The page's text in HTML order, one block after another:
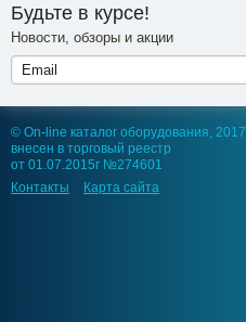
Будьте в курсе!
Новости, обзоры и акции
© On-line каталог оборудования, 2017
внесен в торговый реестр
от 01.07.2015г №274601
Контакты
Карта сайта